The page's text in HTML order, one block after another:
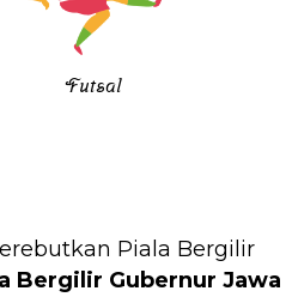
Futsal
Piala Bergilir
Bergilir Gubernur Jawa